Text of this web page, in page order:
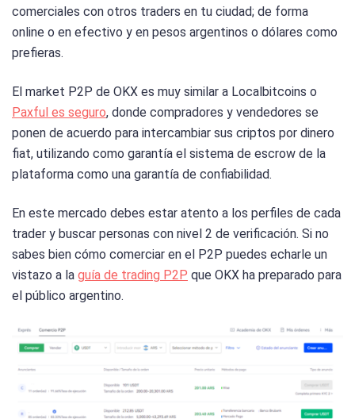
comerciales con otros traders en tu ciudad; de forma
online o en efectivo y en pesos argentinos o dólares como
prefieras.
El market P2P de OKX es muy similar a Localbitcoins o
Paxful es seguro, donde compradores y vendedores se
ponen de acuerdo para intercambiar sus criptos por dinero
fiat, utilizando como garantía el sistema de escrow de la
plataforma como una garantía de confiabilidad.
En este mercado debes estar atento a los perfiles de cada
trader y buscar personas con nivel 2 de verificación. Si no
sabes bien cómo comerciar en el P2P puedes echarle un
vistazo a la guía de trading P2P que OKX ha preparado para
el público argentino.